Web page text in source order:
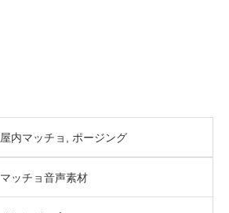
屋内マッチョ ポージング
マッチョ音声素材